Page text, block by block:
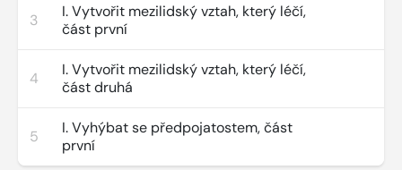
3
I. Vytvořit mezilidský vztah, který léčí,
část první
4
I. Vytvořit mezilidský vztah, který léčí,
část druhá
5
I. Vyhýbat se předpojatostem, část
první